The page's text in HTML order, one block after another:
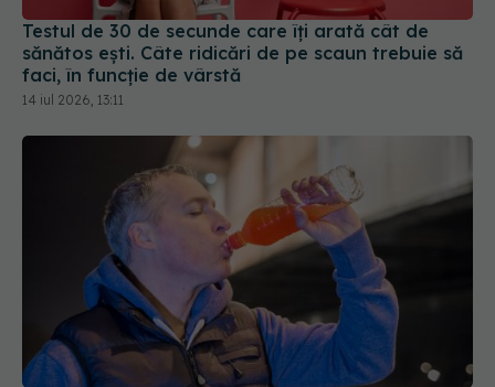
Testul de 30 de secunde care îți arată cât de
sănătos ești. Câte ridicări de pe scaun trebuie să
faci, în funcție de vârstă
14 iul 2026, 13:11